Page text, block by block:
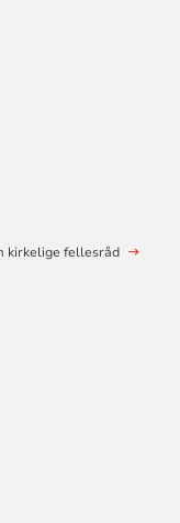
kirkelige fellesråd